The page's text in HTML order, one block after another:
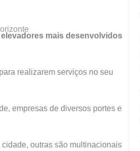
mais desenvolvidos
realizarem serviços no seu
empresas de diversos portes e
outras são multinacionais